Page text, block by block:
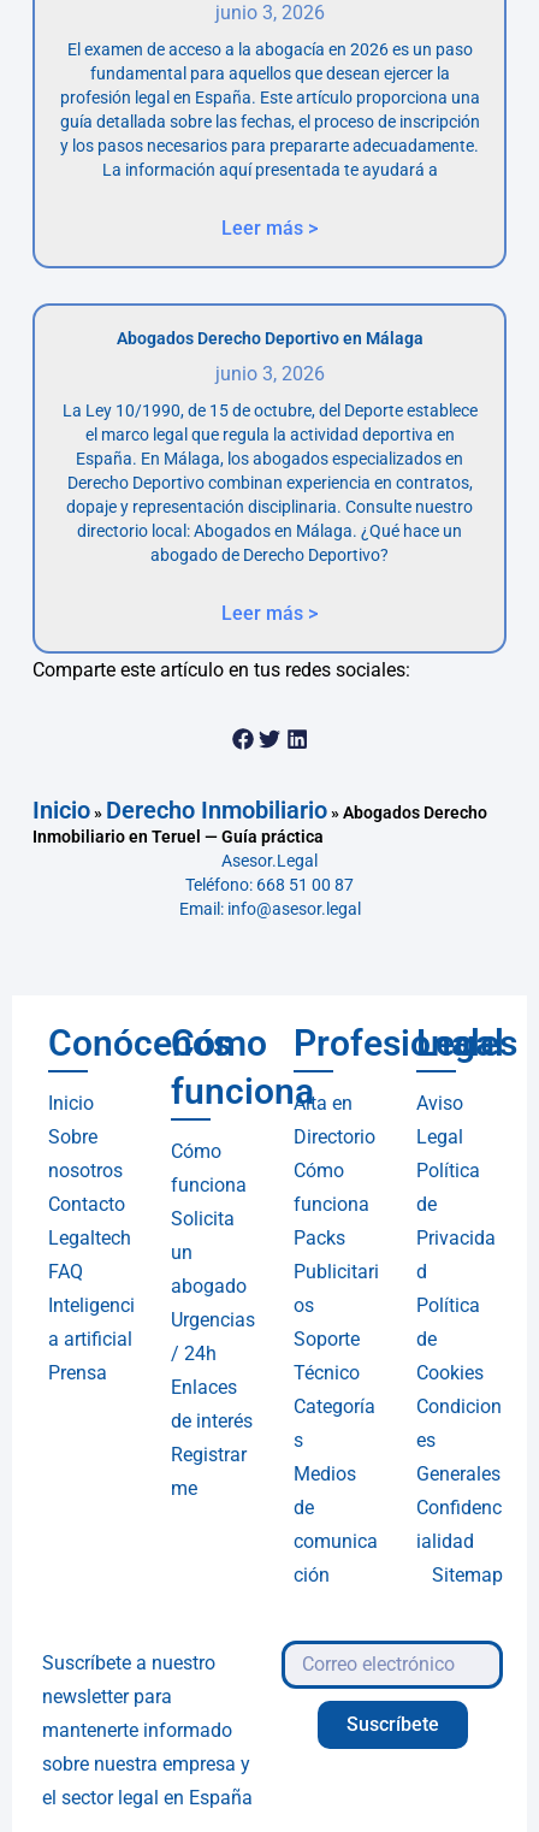
junio 3, 2026
El examen de acceso a la abogacía en 2026 es un paso
fundamental para aquellos que desean ejercer la
profesión legal en España. Este artículo proporciona una
guía detallada sobre las fechas, el proceso de inscripción
y los pasos necesarios para prepararte adecuadamente.
La información aquí presentada te ayudará a
Leer más >
Abogados Derecho Deportivo en Málaga
junio 3, 2026
La Ley 10/1990, de 15 de octubre, del Deporte establece
el marco legal que regula la actividad deportiva en
España. En Málaga, los abogados especializados en
Derecho Deportivo combinan experiencia en contratos,
dopaje y representación disciplinaria. Consulte nuestro
directorio local: Abogados en Málaga. ¿Qué hace un
abogado de Derecho Deportivo?
Leer más >
Comparte este artículo en tus redes sociales:
Inicio» Derecho Inmobiliario»Abogados Derecho
Inmobiliario en Teruel — Guía práctica
Asesor.Legal
Teléfono: 668 51 00 87
Email: info@asesor.legal
Conócenos
Inicio
Sobre
nosotros
Contacto
Legaltech
FAQ
Inteligenci
a artificial
Prensa
Cómo
funciona
Cómo
funciona
Solicita
un
abogado
Urgencias
/ 24h
Enlaces
de interés
Registrar
me
Profesionales
Alta en
Directorio
Cómo
funciona
Packs
Publicitari
os
Soporte
Técnico
Categoría
s
Medios
de
comunica
ción
Legal
Aviso
Legal
Política
de
Privacida
d
Política
de
Cookies
Condicion
es
Generales
Confidenc
ialidad
Sitemap
Suscríbete a nuestro
newsletter para
mantenerte informado
sobre nuestra empresa y
el sector legal en España
Suscríbete